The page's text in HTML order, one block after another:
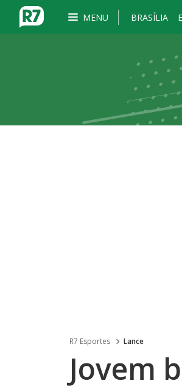
MENU BRASÍLIA
R7 Esportes Lance
Jovem